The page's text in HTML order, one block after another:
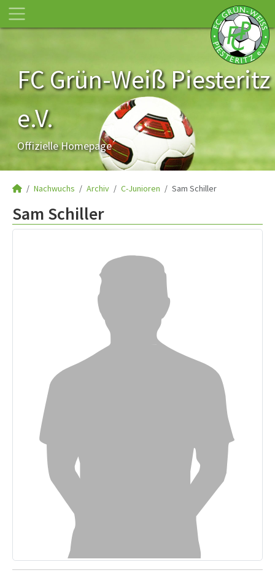
FC Grün-Weiß Piesteritz
e.V.
Offizielle Homepage
Nachwuchs Archiv C-Junioren Sam Schiller
Sam Schiller